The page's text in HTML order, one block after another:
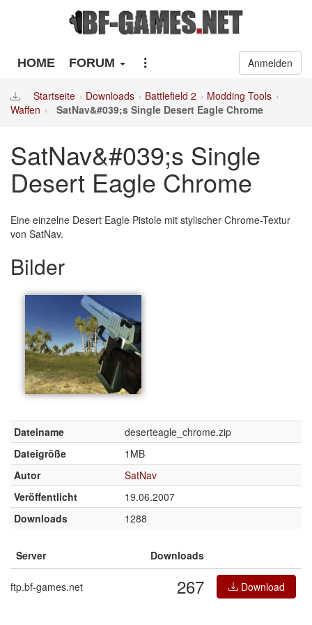
HOME FORUM Anmelden
Startseite Downloads Battlefield 2
Modding Tools
Waffen
SatNav&#039;s Single Desert Eagle Chrome
SatNav&#039;s Single
Desert Eagle Chrome
Eine einzelne Desert Eagle Pistole mit stylischer Chrome-Textur
von SatNav.
Bilder
Dateiname
deserteagle_chrome.zip
Dateigröße
1MB
Autor
SatNav
Veröffentlicht
19.06.2007
Downloads
1288
Server Downloads
ftp.bf-games.net 267 Download